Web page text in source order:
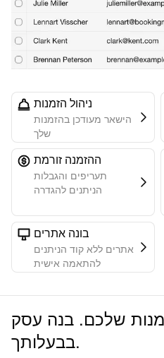
ניהול הזמנות
הישאר מעודכן בהזמנות
שלך
ההזמנה זורמת
תעריפים והגבלות
הניתנים להגדרה
בונה אתרים
אתרים ללא קוד הניתנים
להתאמה אישית
שלכם. בנה עסק
בבעלותך.